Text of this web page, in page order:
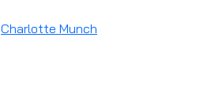
Charlotte Munch